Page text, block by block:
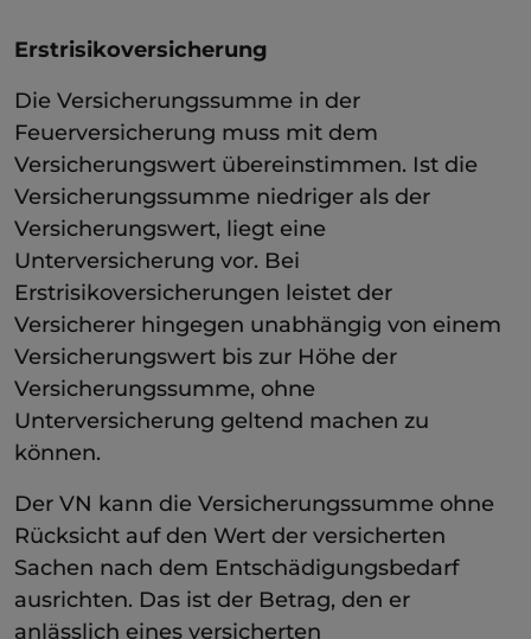
Erstrisikoversicherung
Die Versicherungssumme in der
Feuerversicherung muss mit dem
Versicherungswert übereinstimmen. Ist die
Versicherungssumme niedriger als der
Versicherungswert, liegt eine
Unterversicherung vor. Bei
Erstrisikoversicherungen leistet der
Versicherer hingegen unabhängig von einem
Versicherungswert bis zur Höhe der
Versicherungssumme, ohne
Unterversicherung geltend machen zu
können.
Der VN kann die Versicherungssumme ohne
Rücksicht auf den Wert der versicherten
Sachen nach dem Entschädigungsbedarf
ausrichten. Das ist der Betrag, den er
anlässlich eines versicherten